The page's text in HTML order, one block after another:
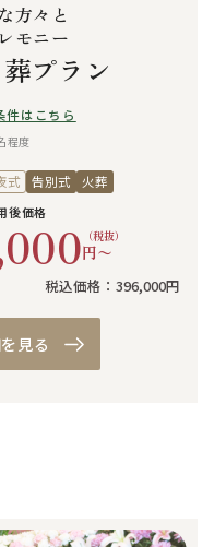
方々と
モニー
プラン
件はこちら
程度
式 告別式 火葬
後価格
（税抜）
円〜
税込価格：396,000円
見る